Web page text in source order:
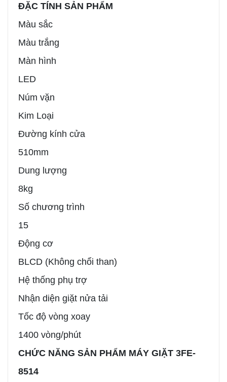
ĐẶC TÍNH SẢN PHẨM
Màu sắc
Màu trắng
Màn hình
LED
Núm vặn
Kim Loại
Đường kính cửa
510mm
Dung lượng
8kg
Số chương trình
15
Động cơ
BLCD (Không chổi than)
Hệ thống phụ trợ
Nhận diện giặt nửa tải
Tốc độ vòng xoay
1400 vòng/phút
CHỨC NĂNG SẢN PHẨM MÁY GIẶT 3FE-
8514